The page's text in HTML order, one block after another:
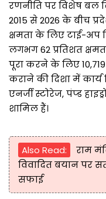
रणनीति पर विशेष बल
2015 से 2026 के बीच
क्षमता के लिए टाई-अप
लगभग 62 प्रतिशत
पूरा करने के लिए
कराने की दिशा में कार्य
एनर्जी स्टोरेज, पंप्ड
शामिल हैं।
Also Read:
राम
विवादित बयान पर
सफाई